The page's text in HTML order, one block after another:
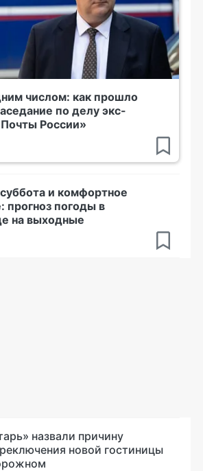
числом: как прошло
по делу экс-
России»
и комфортное
прогноз погоды в
на выходные
назвали причину
новой гостиницы